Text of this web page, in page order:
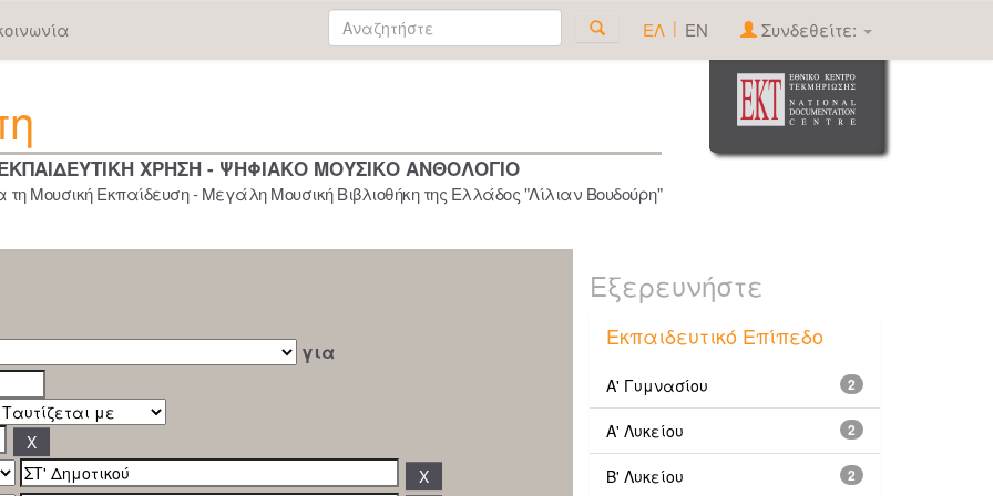
ΕΛ | EN Συνδεθείτε:
ΧΡΗΣΗ - ΨΗΦΙΑΚΟ ΜΟΥΣΙΚΟ ΑΝΘΟΛΟΓΙΟ
Μουσική Εκπαίδευση - Μεγάλη Μουσική Βιβλιοθήκη της Ελλάδος "Λίλιαν Βουδούρη"
για
Εξερευνήστε
Εκπαιδευτικό Επίπεδο
2
Α' Γυμνασίου
2
Α' Λυκείου
2
Β' Λυκείου